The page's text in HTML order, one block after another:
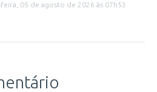
05 de agosto de 2026 às 07h53